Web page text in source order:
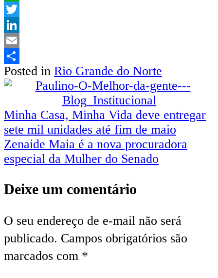
WhatsApp
Twitter
LinkedIn
Email
Share
Posted in Rio Grande do Norte
Navegação
de
Post
Minha Casa, Minha Vida deve entregar
sete mil unidades até fim de maio
Zenaide Maia é a nova procuradora
especial da Mulher do Senado
Deixe um comentário
O seu endereço de e-mail não será
publicado. Campos obrigatórios são
marcados com *